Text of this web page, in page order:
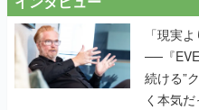
「現実
──『
続ける”
く本気だ